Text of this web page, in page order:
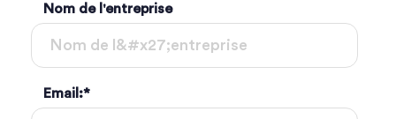
Nom de l'entreprise
Email:*